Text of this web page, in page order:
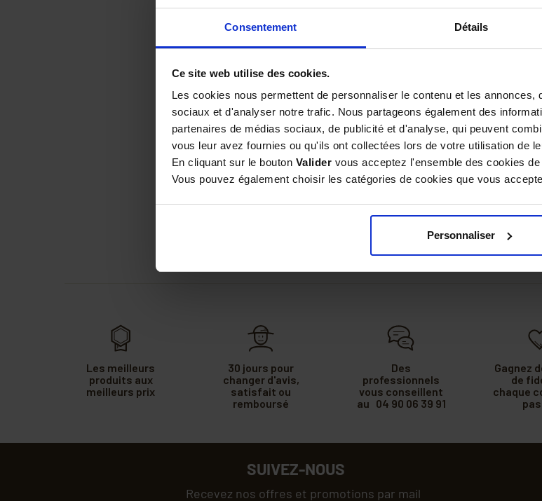
Consentement Détails
Ce site web utilise des cookies.
Les cookies nous permettent de personnaliser le contenu et les
sociaux et d'analyser notre trafic. Nous partageons également des
partenaires de médias sociaux, de publicité et d'analyse, qui peuvent
vous leur avez fournies ou qu'ils ont collectées lors de votre utilisation de
En cliquant sur le bouton Valider vous acceptez l'ensemble des cookies
Vous pouvez également choisir les catégories de cookies que vous
Personnaliser
Avis
Satisfait
Très bien
Les meilleurs
produits aux
meilleurs prix
30 jours pour
changer d'avis,
satisfait ou
remboursé
Des
professionnels
vous conseillent
au 04 90 06 39 91
Gagnez
de
chaque
SUIVEZ-NOUS
Recevez nos offres et promotions par mail